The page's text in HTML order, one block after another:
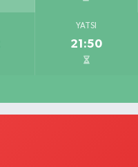
YATSI
21:50